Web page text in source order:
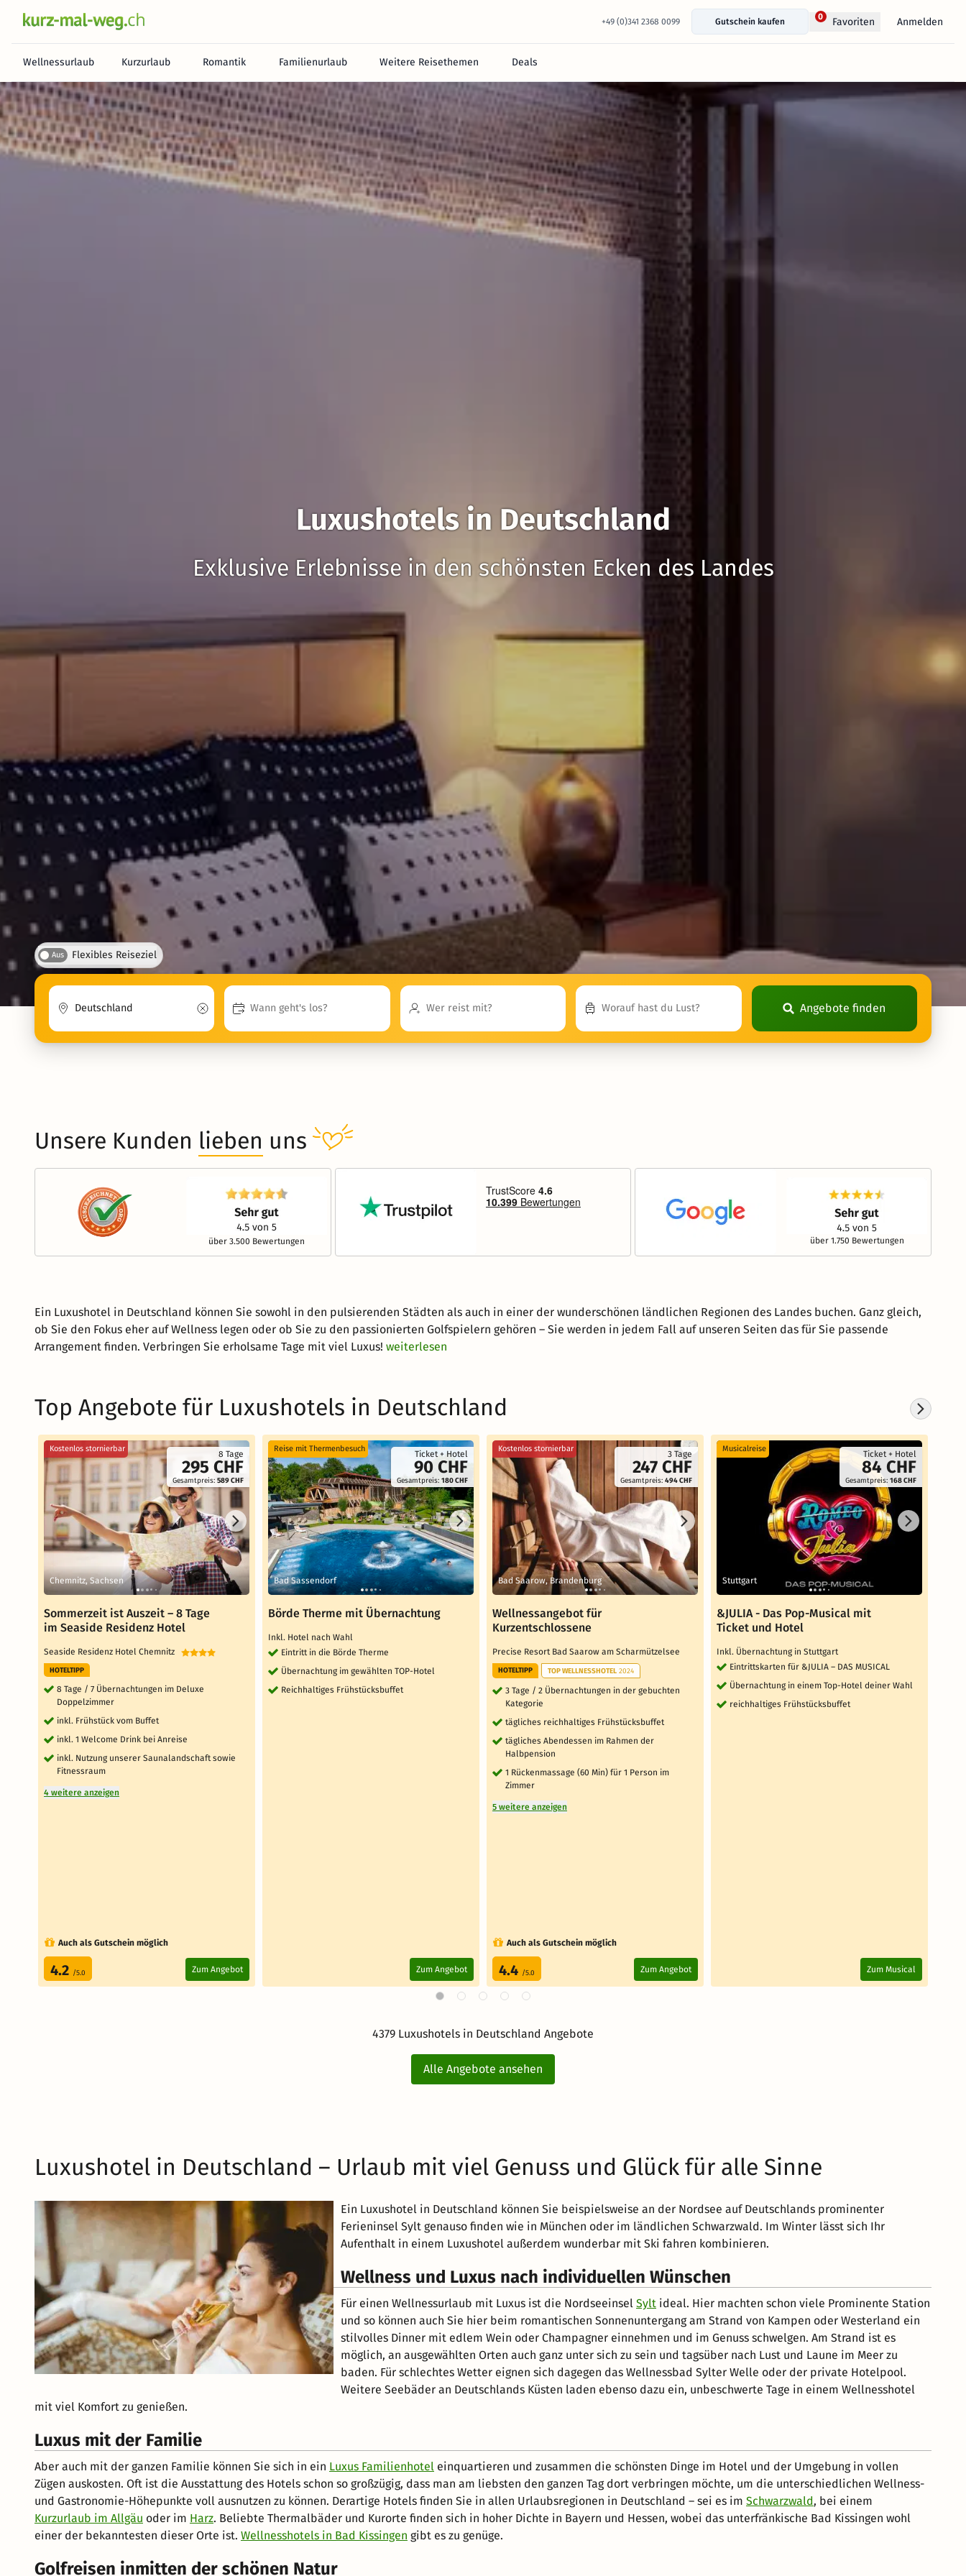
+49 (0)341 2368 0099 Gutschein kaufen
0 Favoriten Anmelden
Wellnessurlaub Kurzurlaub Romantik Familienurlaub Weitere Reisethemen Deals
Luxushotels in Deutschland
Exklusive Erlebnisse in den schönsten Ecken des Landes
Aus Flexibles Reiseziel
Angebote finden
Unsere Kunden lieben uns
über 3.500 Bewertungen über 1.750 Bewertungen
Ein Luxushotel in Deutschland können Sie sowohl in den pulsierenden Städten als auch in einer der wunderschönen ländlichen Regionen des Landes buchen. Ganz gleich,
ob Sie den Fokus eher auf Wellness legen oder ob Sie zu den passionierten Golfspielern gehören – Sie werden in jedem Fall auf unseren Seiten das für Sie passende
Arrangement finden. Verbringen Sie erholsame Tage mit viel Luxus! weiterlesen
Top Angebote für Luxushotels in Deutschland
8 Tage
295 CHF
Gesamtpreis: 589 CHF
Kostenlos stornierbar
Chemnitz, Sachsen
Sommerzeit ist Auszeit – 8 Tage
im Seaside Residenz Hotel
Seaside Residenz Hotel Chemnitz
HOTELTIPP
8 Tage / 7 Übernachtungen im Deluxe
Doppelzimmer
inkl. Frühstück vom Buffet
inkl. 1 Welcome Drink bei Anreise
inkl. Nutzung unserer Saunalandschaft sowie
Fitnessraum
4 weitere anzeigen
Auch als Gutschein möglich
4.2 /5.0 Zum Angebot
Ticket + Hotel
90 CHF
Gesamtpreis: 180 CHF
Reise mit Thermenbesuch
Bad Sassendorf
Börde Therme mit Übernachtung
Inkl. Hotel nach Wahl
Eintritt in die Börde Therme
Übernachtung im gewählten TOP-Hotel
Reichhaltiges Frühstücksbuffet
Zum Angebot
3 Tage
247 CHF
Gesamtpreis: 494 CHF
Kostenlos stornierbar
Bad Saarow, Brandenburg
Wellnessangebot für
Kurzentschlossene
Precise Resort Bad Saarow am Scharmützelsee
HOTELTIPP TOP WELLNESSHOTEL 2024
3 Tage / 2 Übernachtungen in der gebuchten
Kategorie
tägliches reichhaltiges Frühstücksbuffet
tägliches Abendessen im Rahmen der
Halbpension
1 Rückenmassage (60 Min) für 1 Person im
Zimmer
5 weitere anzeigen
Auch als Gutschein möglich
4.4 /5.0 Zum Angebot
Ticket + Hotel
84 CHF
Gesamtpreis: 168 CHF
Musicalreise
Stuttgart
&JULIA - Das Pop-Musical mit
Ticket und Hotel
Inkl. Übernachtung in Stuttgart
Eintrittskarten für &JULIA – DAS MUSICAL
Übernachtung in einem Top-Hotel deiner Wahl
reichhaltiges Frühstücksbuffet
Zum Musical
4379 Luxushotels in Deutschland Angebote
Alle Angebote ansehen
Luxushotel in Deutschland – Urlaub mit viel Genuss und Glück für alle Sinne
Ein Luxushotel in Deutschland können Sie beispielsweise an der Nordsee auf Deutschlands prominenter
Ferieninsel Sylt genauso finden wie in München oder im ländlichen Schwarzwald. Im Winter lässt sich Ihr
Aufenthalt in einem Luxushotel außerdem wunderbar mit Ski fahren kombinieren.
Wellness und Luxus nach individuellen Wünschen
Für einen Wellnessurlaub mit Luxus ist die Nordseeinsel Sylt ideal. Hier machten schon viele Prominente Station
und so können auch Sie hier beim romantischen Sonnenuntergang am Strand von Kampen oder Westerland ein
stilvolles Dinner mit edlem Wein oder Champagner einnehmen und im Genuss schwelgen. Am Strand ist es
möglich, an ausgewählten Orten auch ganz unter sich zu sein und tagsüber nach Lust und Laune im Meer zu
baden. Für schlechtes Wetter eignen sich dagegen das Wellnessbad Sylter Welle oder der private Hotelpool.
Weitere Seebäder an Deutschlands Küsten laden ebenso dazu ein, unbeschwerte Tage in einem Wellnesshotel
mit viel Komfort zu genießen.
Luxus mit der Familie
Aber auch mit der ganzen Familie können Sie sich in ein Luxus Familienhotel einquartieren und zusammen die schönsten Dinge im Hotel und der Umgebung in vollen
Zügen auskosten. Oft ist die Ausstattung des Hotels schon so großzügig, dass man am liebsten den ganzen Tag dort verbringen möchte, um die unterschiedlichen Wellness-
und Gastronomie-Höhepunkte voll ausnutzen zu können. Derartige Hotels finden Sie in allen Urlaubsregionen in Deutschland – sei es im Schwarzwald, bei einem
Kurzurlaub im Allgäu oder im Harz. Beliebte Thermalbäder und Kurorte finden sich in hoher Dichte in Bayern und Hessen, wobei das unterfränkische Bad Kissingen wohl
einer der bekanntesten dieser Orte ist. Wellnesshotels in Bad Kissingen gibt es zu genüge.
Golfreisen inmitten der schönen Natur